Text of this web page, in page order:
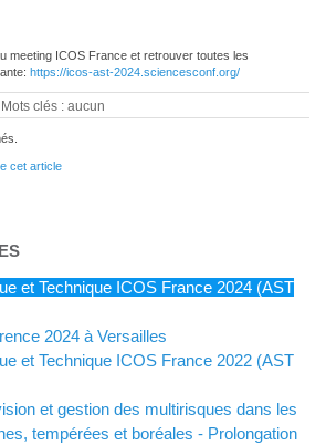
meeting ICOS France et retrouver toutes les
https://icos-ast-2024.sciencesconf.org/
Mots clés : aucun
cet article
et Technique ICOS France 2024 (AST
2024 à Versailles
et Technique ICOS France 2022 (AST
et gestion des multirisques dans les
tempérées et boréales - Prolongation